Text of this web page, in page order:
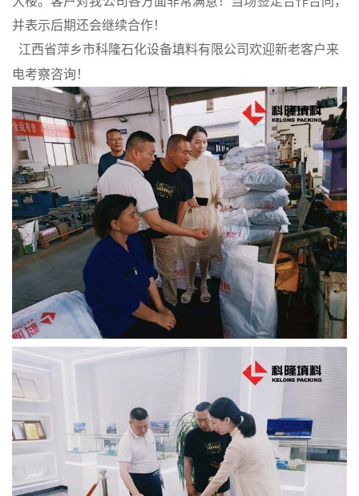
展
厅
证
书
荣
誉
联
系
方
式
在
线
并表示后期还会继续合作！
江西省萍乡市科隆石化设备填料有限公司欢迎新老客户来
电考察咨询！